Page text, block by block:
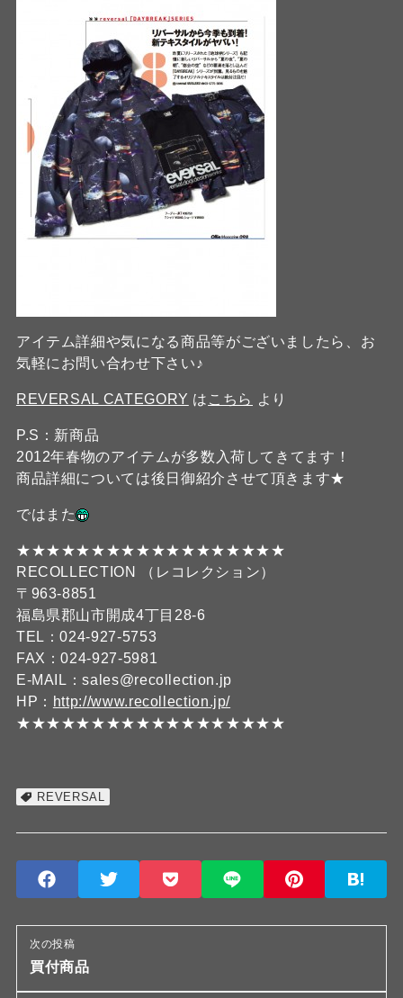
アイテム詳細や気になる商品等がございましたら、お
気軽にお問い合わせ下さい♪
REVERSAL CATEGORY は こちら より
P.S：新商品
2012年春物のアイテムが多数入荷してきてます！
商品詳細については後日御紹介させて頂きます★
ではまた
★★★★★★★★★★★★★★★★★★
RECOLLECTION （レコレクション）
〒963-8851
福島県郡山市開成4丁目28-6
TEL：024-927-5753
FAX：024-927-5981
E-MAIL：sales@recollection.jp
HP： http://www.recollection.jp/
★★★★★★★★★★★★★★★★★★
REVERSAL
次の投稿
買付商品